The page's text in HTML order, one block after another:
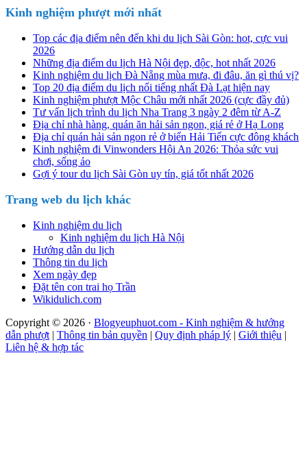
Kinh nghiệm phượt mới nhất
Top các địa điểm nên đến khi du lịch Sài Gòn: hot, cực vui
2026
Những địa điểm du lịch Hà Nội đẹp, độc, hot nhất 2026
Kinh nghiệm du lịch Đà Nẵng mùa mưa, đi đâu, ăn gì thú vị?
Top 20 địa điểm du lịch nổi tiếng nhất Đà Lạt hiện nay
Kinh nghiệm phượt Mộc Châu mới nhất 2026 (cực đầy đủ)
Tư vấn lịch trình du lịch Nha Trang 3 ngày 2 đêm từ A-Z
Địa chỉ nhà hàng, quán ăn hải sản ngon, giá rẻ ở Hạ Long
Địa chỉ quán hải sản ngon rẻ ở biển Hải Tiến cực đông khách
Kinh nghiệm đi Vinwonders Hội An 2026: Thỏa sức vui
chơi, sống ảo
Gợi ý tour du lịch Sài Gòn uy tín, giá tốt nhất 2026
Trang web du lịch khác
Kinh nghiệm du lịch
Kinh nghiệm du lịch Hà Nội
Hướng dẫn du lịch
Thông tin du lịch
Xem ngày đẹp
Đặt tên con trai họ Trần
Wikidulich.com
Copyright © 2026 · Blogyeuphuot.com - Kinh nghiệm & hướng
dẫn phượt | Thông tin bản quyền | Quy định pháp lý | Giới thiệu |
Liên hệ & hợp tác